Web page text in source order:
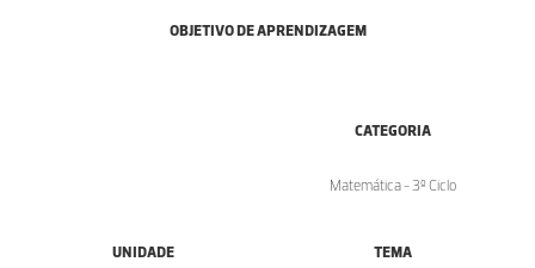
OBJETIVO DE APRENDIZAGEM
CATEGORIA
Matemática - 3º Ciclo
UNIDADE TEMA